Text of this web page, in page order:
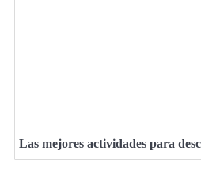
Las mejores actividades para